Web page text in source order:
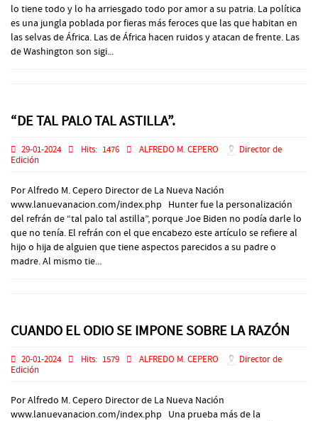
lo tiene todo y lo ha arriesgado todo por amor a su patria. La política
es una jungla poblada por fieras más feroces que las que habitan en
las selvas de África. Las de África hacen ruidos y atacan de frente. Las
de Washington son sigi...
“DE TAL PALO TAL ASTILLA”.
29-01-2024 Hits: 1476 ALFREDO M. CEPERO
Director de
Edición
Por Alfredo M. Cepero Director de La Nueva Nación
www.lanuevanacion.com/index.php Hunter fue la personalización
del refrán de “tal palo tal astilla”, porque Joe Biden no podía darle lo
que no tenía. El refrán con el que encabezo este artículo se refiere al
hijo o hija de alguien que tiene aspectos parecidos a su padre o
madre. Al mismo tie...
CUANDO EL ODIO SE IMPONE SOBRE LA RAZÓN
20-01-2024 Hits: 1579 ALFREDO M. CEPERO
Director de
Edición
Por Alfredo M. Cepero Director de La Nueva Nación
www.lanuevanacion.com/index.php Una prueba más de la